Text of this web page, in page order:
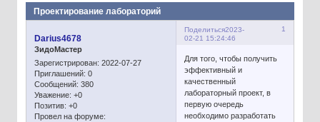
Проектирование лабораторий
Поделиться 1
2023-
02-21 15:24:46
Darius4678
ЗидоМастер
Зарегистрирован: 2022-07-27
Приглашений: 0
Сообщений: 380
Уважение: +0
Позитив: +0
Провел на форуме:
Для того, чтобы получить
эффективный и
качественный
лабораторный проект, в
первую очередь
необходимо разработать